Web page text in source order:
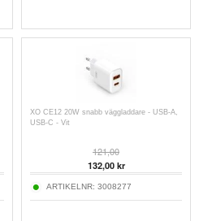
XO CE12 20W snabb väggladdare - USB-A,
USB-C - Vit
121,00
132,00kr
ARTIKELNR: 3008277